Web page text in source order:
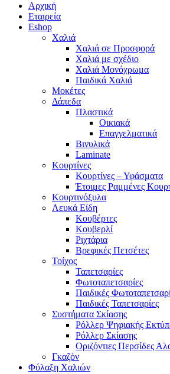
Αρχική
Εταιρεία
Eshop
Χαλιά
Χαλιά σε Προσφορά
Χαλιά με σχέδιο
Χαλιά Μονόχρωμα
Παιδικά Χαλιά
Μοκέτες
Δάπεδα
Πλαστικά
Οικιακά
Επαγγελματικά
Βινυλικά
Laminate
Κουρτίνες
Κουρτίνες – Υφάσματα
Έτοιμες Ραμμένες
Κουρτινόξυλα
Λευκά Είδη
Κουβέρτες
Κουβερλί
Ριχτάρια
Βρεφικές Πετσέτες
Τοίχος
Ταπετσαρίες
Φωτοταπετσαρίες
Παιδικές
Παιδικές Ταπετσαρίες
Συστήματα Σκίασης
Ρόλλερ Ψηφιακής
Ρόλλερ Σκίασης
Οριζόντιες Περσίδες
Γκαζόν
Φύλαξη Χαλιών